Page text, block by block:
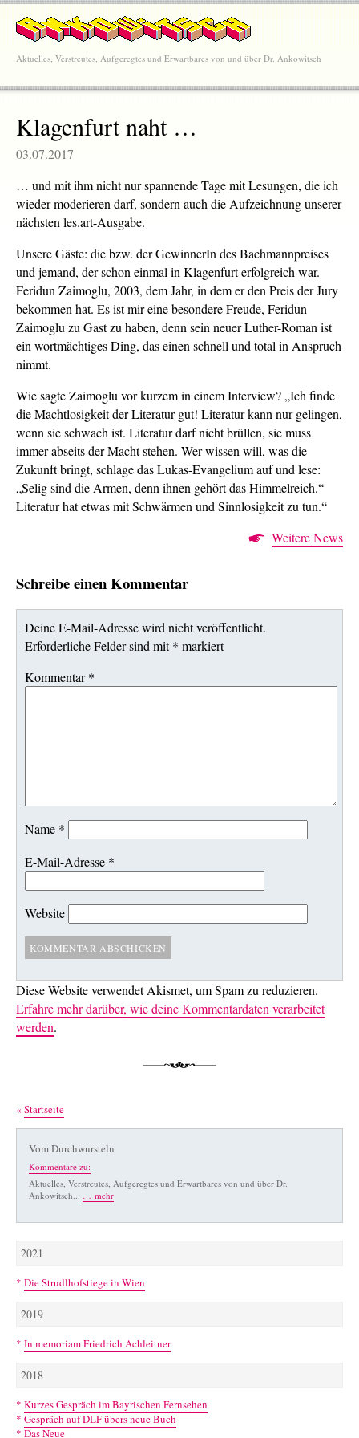
Aktuelles, Verstreutes, Aufgeregtes und Erwartbares von und über Dr. Ankowitsch
Klagenfurt naht …
03.07.2017
… und mit ihm nicht nur spannende Tage mit Lesungen, die ich
wieder moderieren darf, sondern auch die Aufzeichnung unserer
nächsten les.art-Ausgabe.
Unsere Gäste: die bzw. der GewinnerIn des Bachmannpreises
und jemand, der schon einmal in Klagenfurt erfolgreich war.
Feridun Zaimoglu, 2003, dem Jahr, in dem er den Preis der Jury
bekommen hat. Es ist mir eine besondere Freude, Feridun
Zaimoglu zu Gast zu haben, denn sein neuer Luther-Roman ist
ein wortmächtiges Ding, das einen schnell und total in Anspruch
nimmt.
Wie sagte Zaimoglu vor kurzem in einem Interview? „Ich finde
die Machtlosigkeit der Literatur gut! Literatur kann nur gelingen,
wenn sie schwach ist. Literatur darf nicht brüllen, sie muss
immer abseits der Macht stehen. Wer wissen will, was die
Zukunft bringt, schlage das Lukas-Evangelium auf und lese:
„Selig sind die Armen, denn ihnen gehört das Himmelreich.“
Literatur hat etwas mit Schwärmen und Sinnlosigkeit zu tun.“
Weitere News
Schreibe einen Kommentar
Deine E-Mail-Adresse wird nicht veröffentlicht.
Erforderliche Felder sind mit* markiert
Kommentar*
Name *
E-Mail-Adresse *
Website
Diese Website verwendet Akismet, um Spam zu reduzieren.
Erfahre mehr darüber, wie deine Kommentardaten verarbeitet
werden.
« Startseite
Vom Durchwursteln
Kommentare zu:
Aktuelles, Verstreutes, Aufgeregtes und Erwartbares von und über Dr.
Ankowitsch...
… mehr
2021
* Die Strudlhofstiege in Wien
2019
* In memoriam Friedrich Achleitner
2018
* Kurzes Gespräch im Bayrischen Fernsehen
* Gespräch auf DLF übers neue Buch
* Das Neue